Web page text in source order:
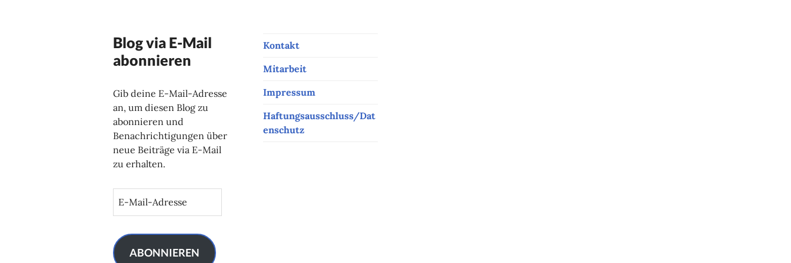
Blog via E-Mail
abonnieren
Gib deine E-Mail-Adresse
an, um diesen Blog zu
abonnieren und
Benachrichtigungen über
neue Beiträge via E-Mail
zu erhalten.
i
ABONNIEREN
Kontakt
Mitarbeit
Impressum
Haftungsausschluss/Dat
enschutz